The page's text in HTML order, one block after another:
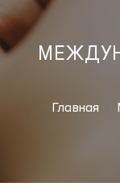
Главная